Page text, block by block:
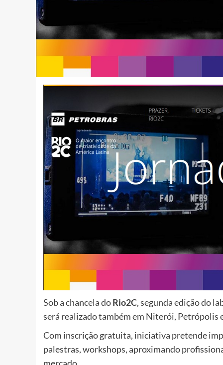
Sob a chancela doRio2C, segunda edição do
será realizado também em Niterói, Petrópolis
Com inscrição gratuita, iniciativa pretende
palestras, workshops, aproximando